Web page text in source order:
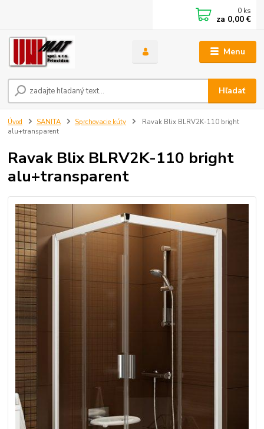
Menu
Hľadať
0 ks
za 0,00 €
Úvod SANITA Sprchovacie kúty
Ravak Blix BLRV2K-110 bright
alu+transparent
Ravak Blix BLRV2K-110 bright
alu+transparent